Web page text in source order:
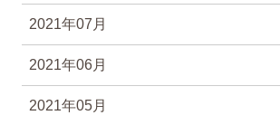
2021年07月
2021年06月
2021年05月